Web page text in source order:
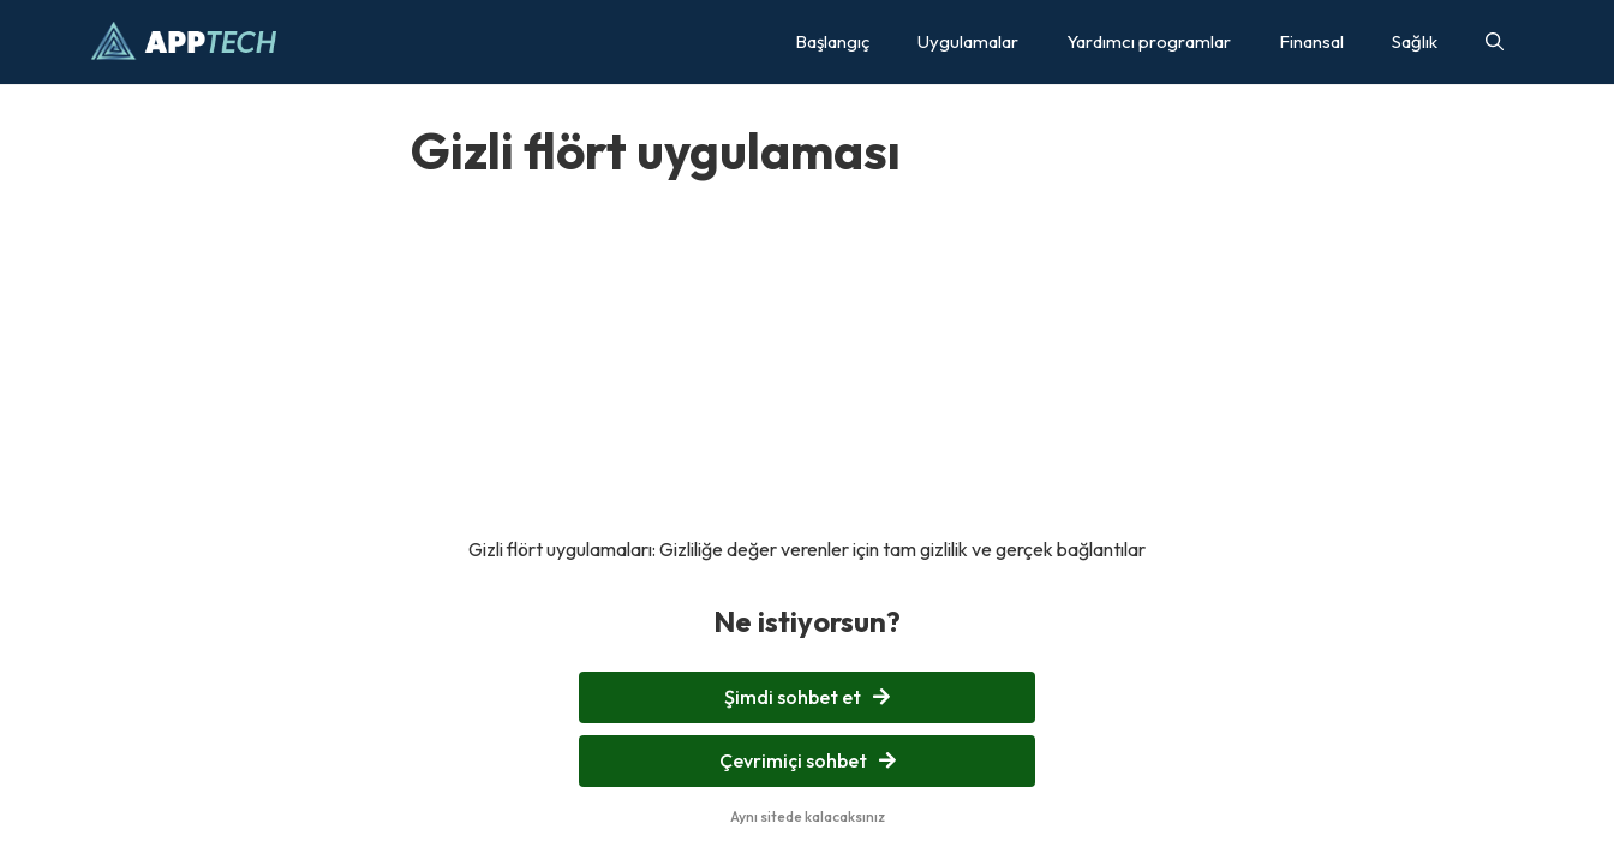
Başlangıç Uygulamalar Yardımcı programlar Finansal Sağlık
Gizli flört uygulaması
Gizli flört uygulamaları: Gizliliğe değer verenler için tam gizlilik ve gerçek bağlantılar
Ne istiyorsun?
Şimdi sohbet et
Çevrimiçi sohbet
Aynı sitede kalacaksınız